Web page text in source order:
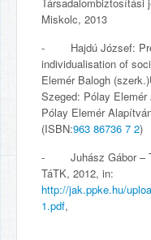
Miskolc, 2013
- Hajdú József:
individualisation of
Elemér Balogh
Szeged: Pólay
Pólay Elemér
(ISBN:963 86736 7 2)
- Juhász Gábor –
TáTK, 2012, in:
http://jak.ppke.hu/
1.pdf,